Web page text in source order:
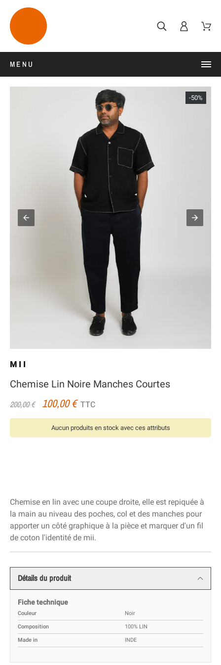
MENU
-50%
MII
Chemise Lin Noire Manches Courtes
200,00 € 100,00 €TTC
Aucun produits en stock avec ces attributs
Chemise en lin avec une coupe droite, elle est repiquée à
la main au niveau des poches, col et des manches pour
apporter un côté graphique à la pièce et marquer d'un fil
de coton l'identité de mii.
Détails du produit
Fiche technique
Couleur Noir
Composition 100% LIN
Made in INDE